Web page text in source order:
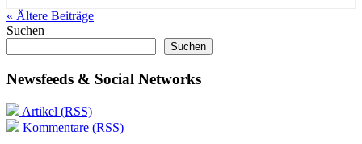
« Ältere Beiträge
Suchen
Suchen
Newsfeeds & Social Networks
Artikel (RSS)
Kommentare (RSS)